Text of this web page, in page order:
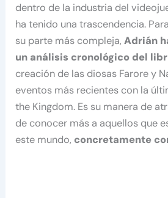
dentro de la industria del
ha tenido una trascendencia.
su parte más compleja,Adrián
un análisis cronológico del
creación de las diosas Farore y
eventos más recientes con la
the Kingdom. Es su manera de
de conocer más a aquellos que
este mundo, concretamente